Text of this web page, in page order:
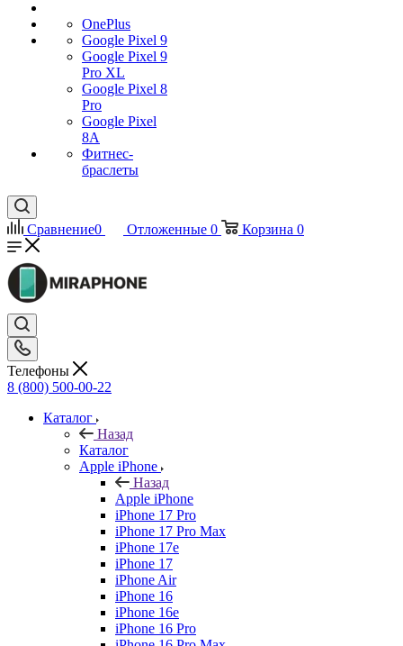
OnePlus
Google Pixel 9
Google Pixel 9
Pro XL
Google Pixel 8
Pro
Google Pixel
8A
Фитнес-
браслеты
Сравнение0 Отложенные 0 Корзина 0
Телефоны
8 (800) 500-00-22
Каталог
Назад
Каталог
Apple iPhone
Назад
Apple iPhone
iPhone 17 Pro
iPhone 17 Pro Max
iPhone 17e
iPhone 17
iPhone Air
iPhone 16
iPhone 16e
iPhone 16 Pro